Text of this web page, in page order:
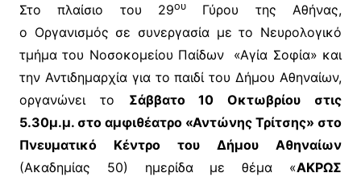
Στο πλαίσιο του 29ου
Γύρου της Αθήνας,
ο Οργανισμός σε συνεργασία με το Νευρολογικό
τμήμα του Νοσοκομείου Παίδων «Αγία Σοφία» και
την Αντιδημαρχία για το παιδί του Δήμου Αθηναίων,
οργανώνει το Σάββατο 10 Οκτωβρίου στις
5.30μ.μ. στο αμφιθέατρο «Αντώνης Τρίτσης» στο
Πνευματικό Κέντρο του Δήμου Αθηναίων
(Ακαδημίας 50) ημερίδα με θέμα «ΑΚΡΩΣ